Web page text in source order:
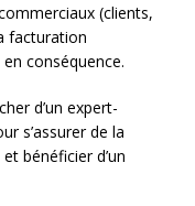
(clients,
facturation
conséquence.
d’un expert-
s’assurer de la
bénéficier d’un